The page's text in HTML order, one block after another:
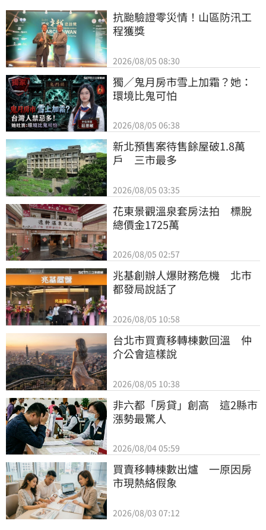
抗颱驗證零災情！山區防汛工
程獲獎
2026/08/05 08:30
獨／鬼月房市雪上加霜？她：
環境比鬼可怕
2026/08/05 06:38
新北預售案待售餘屋破1.8萬
戶　三市最多
2026/08/05 03:35
花東景觀溫泉套房法拍　標脫
總價金1725萬
2026/08/05 02:57
兆基創辦人爆財務危機　北市
都發局說話了
2026/08/05 10:58
台北市買賣移轉棟數回溫　仲
介公會這樣說
2026/08/05 10:38
非六都「房貸」創高　這2縣市
漲勢最驚人
2026/08/04 05:59
買賣移轉棟數出爐　一原因房
市現熱絡假象
2026/08/03 07:12